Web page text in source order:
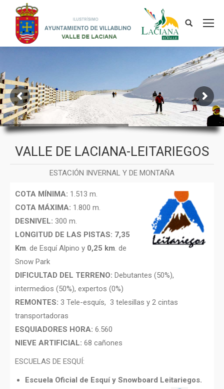
VALLE DE LACIANA-LEITARIEGOS
ESTACIÓN INVERNAL Y DE MONTAÑA
COTA MÍNIMA: 1.513 m.
COTA MÁXIMA: 1.800 m.
DESNIVEL: 300 m.
LONGITUD DE LAS PISTAS: 7,35
Km. de Esquí Alpino y 0,25 km. de
Snow Park
DIFICULTAD DEL TERRENO: Debutantes (50%),
intermedios (50%), expertos (0%)
REMONTES: 3 Tele-esquís, 3 telesillas y 2 cintas
transportadoras
ESQUIADORES HORA: 6.560
NIEVE ARTIFICIAL: 68 cañones
ESCUELAS DE ESQUÍ:
Escuela Oficial de Esquí y Snowboard Leitariegos.